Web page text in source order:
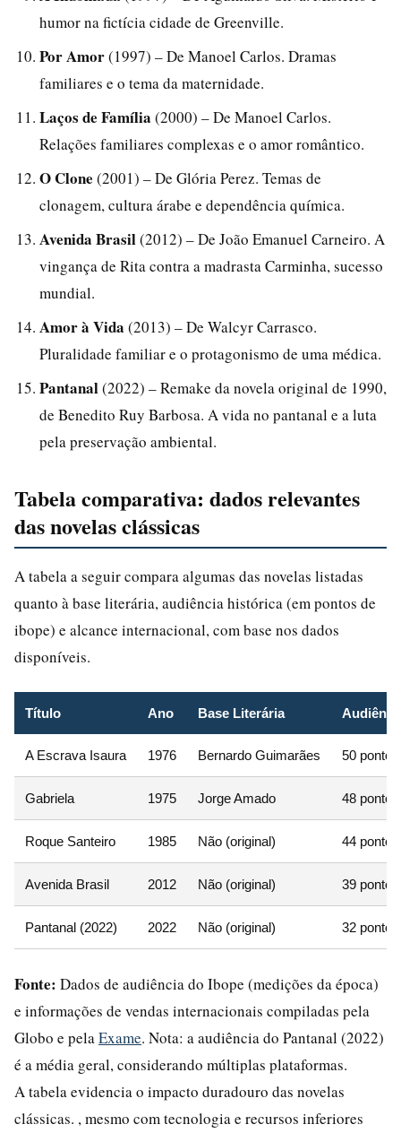
humor na fictícia cidade de Greenville.
Por Amor(1997) – De Manoel Carlos. Dramas
familiares e o tema da maternidade.
Laços de Família (2000) – De Manoel Carlos.
Relações familiares complexas e o amor romântico.
O Clone (2001) – De Glória Perez. Temas de
clonagem, cultura árabe e dependência química.
Avenida Brasil(2012) – De João Emanuel Carneiro. A
vingança de Rita contra a madrasta Carminha, sucesso
mundial.
Amor à Vida (2013) – De Walcyr Carrasco.
Pluralidade familiar e o protagonismo de uma médica.
Pantanal(2022) – Remake da novela original de 1990,
de Benedito Ruy Barbosa. A vida no pantanal e a luta
pela preservação ambiental.
Tabela comparativa: dados relevantes
das novelas clássicas
A tabela a seguir compara algumas das novelas listadas
quanto à base literária, audiência histórica (em pontos de
ibope) e alcance internacional, com base nos dados
disponíveis.
Título Ano Base Literária
A Escrava Isaura 1976 Bernardo Guimarães 50 pontos
Gabriela 1975 Jorge Amado 48 pontos
Roque Santeiro 1985 Não (original) 44 pontos
Avenida Brasil 2012 Não (original) 39 pontos
Pantanal (2022) 2022 Não (original) 32 pontos
Fonte: Dados de audiência do Ibope (medições da época)
e informações de vendas internacionais compiladas pela
Globo e pela Exame. Nota: a audiência do Pantanal (2022)
é a média geral, considerando múltiplas plataformas.
A tabela evidencia o impacto duradouro das novelas
clássicas. , mesmo com tecnologia e recursos inferiores